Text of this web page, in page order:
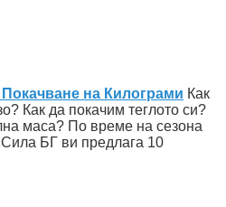
на Килограми Как
Как да покачим теглото си?
маса? По време на сезона
БГ ви предлага 10